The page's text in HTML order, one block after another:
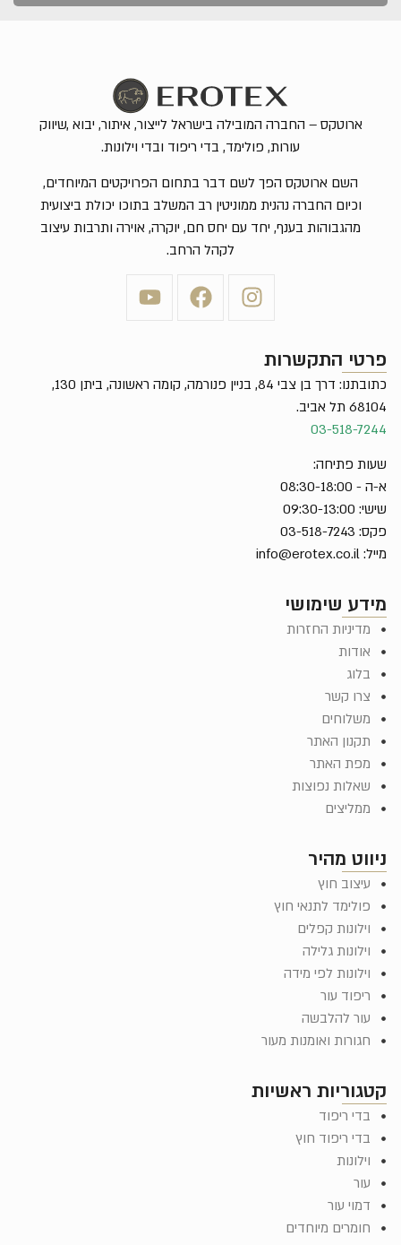
קטגוריות ראשיות
בדי ריפוד
בדי ריפוד חוץ
וילונות
עור
דמוי עור
חומרים מיוחדים
ניווט מהיר
עיצוב חוץ
פולימד לתנאי חוץ
וילונות קפלים
וילונות גלילה
וילונות לפי מידה
ריפוד עור
עור להלבשה
חגורות ואומנות מעור
מידע שימושי
מדיניות החזרות
אודות
בלוג
צרו קשר
משלוחים
תקנון האתר
מפת האתר
שאלות נפוצות
ממליצים
פרטי התקשרות
כתובתנו: דרך בן צבי 84, בניין פנורמה, קומה ראשונה, ביתן 130,
68104 תל אביב.
03-518-7244
שעות פתיחה:
א-ה - 08:30-18:00
שישי: 09:30-13:00
פקס: 03-518-7243
מייל: info@erotex.co.il
ארוטקס – החברה המובילה בישראל לייצור, איתור, יבוא ,שיווק
עורות, פולימד, בדי ריפוד ובדי וילונות.
השם ארוטקס הפך לשם דבר בתחום הפרויקטים המיוחדים,
וכיום החברה נהנית ממוניטין רב המשלב בתוכו יכולת ביצועית
מהגבוהות בענף, יחד עם יחס חם, יוקרה, אוירה ותרבות עיצוב
לקהל הרחב.